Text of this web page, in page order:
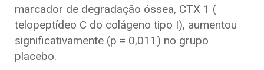
marcador de degradação óssea, CTX 1 (
telopeptídeo C do colágeno tipo I), aumentou
significativamente (p = 0,011) no grupo
placebo.